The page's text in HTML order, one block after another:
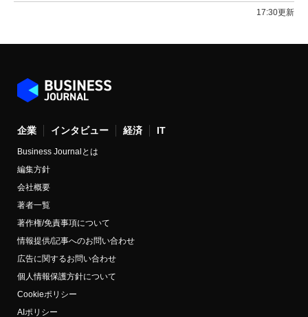
17:30更新
企業 インタビュー 経済 IT
Business Journalとは
編集方針
会社概要
著者一覧
著作権/免責事項について
情報提供/記事へのお問い合わせ
広告に関するお問い合わせ
個人情報保護方針について
Cookieポリシー
AIポリシー